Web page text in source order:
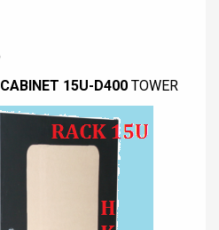
15U-D400 TOWER